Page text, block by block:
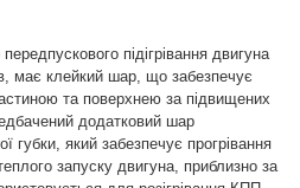
підігрівання двигуна
має клейкий шар, що забезпечує
та поверхнею за підвищених
додатковий шар
губки, який забезпечує прогрівання
запуску двигуна, приблизно за